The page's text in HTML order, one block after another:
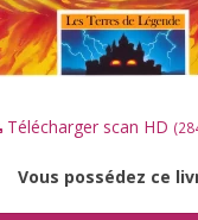
Télécharger scan HD
Vous possédez ce